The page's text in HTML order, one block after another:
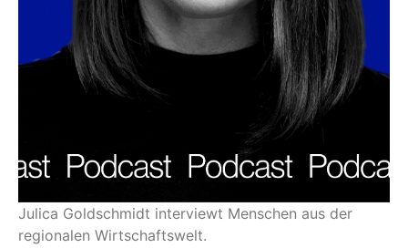
Julica Goldschmidt interviewt Menschen aus der
regionalen Wirtschaftswelt.